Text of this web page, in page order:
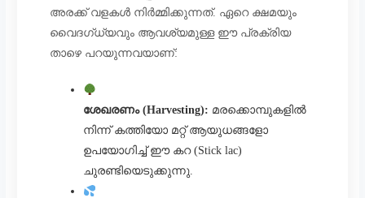
അരക്ക് വളകൾ നിർമ്മിക്കുന്നത്. ഏറെ ക്ഷമയും
വൈദഗ്ധ്യവും ആവശ്യമുള്ള ഈ പ്രക്രിയ
താഴെ പറയുന്നവയാണ്:
ശേഖരണം (Harvesting): മരക്കൊമ്പുകളിൽ
നിന്ന് കത്തിയോ മറ്റ് ആയുധങ്ങളോ
ഉപയോഗിച്ച് ഈ കറ (Stick lac)
ചുരണ്ടിയെടുക്കുന്നു.